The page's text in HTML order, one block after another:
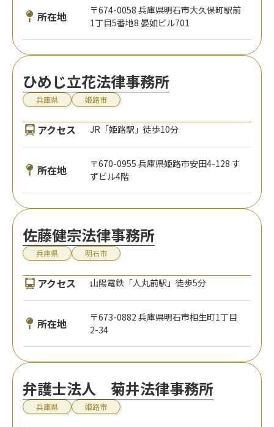
所在地
〒674-0058 兵庫県明石市大久保町駅前
1丁目5番地8 晏如ビル701
ひめじ立花法律事務所
兵庫県 姫路市
アクセス JR「姫路駅」徒歩10分
所在地
〒670-0955 兵庫県姫路市安田4-128 す
ずビル4階
佐藤健宗法律事務所
兵庫県 明石市
アクセス 山陽電鉄「人丸前駅」徒歩5分
所在地
〒673-0882 兵庫県明石市相生町1丁目
2-34
弁護士法人 菊井法律事務所
兵庫県 姫路市